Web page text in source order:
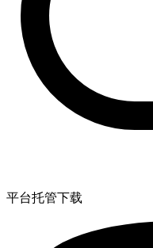
平台托管下载